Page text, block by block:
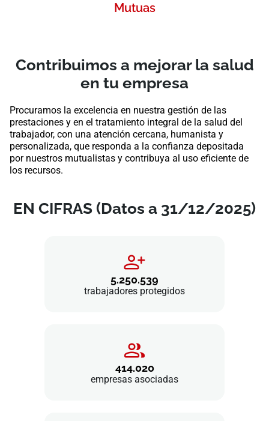
Mutuas
Contribuimos a mejorar la salud
en tu empresa
Procuramos la excelencia en nuestra gestión de las
prestaciones y en el tratamiento integral de la salud del
trabajador, con una atención cercana, humanista y
personalizada, que responda a la confianza depositada
por nuestros mutualistas y contribuya al uso eficiente de
los recursos.
EN CIFRAS (Datos a 31/12/2025)
5.250.539
trabajadores protegidos
414.020
empresas asociadas